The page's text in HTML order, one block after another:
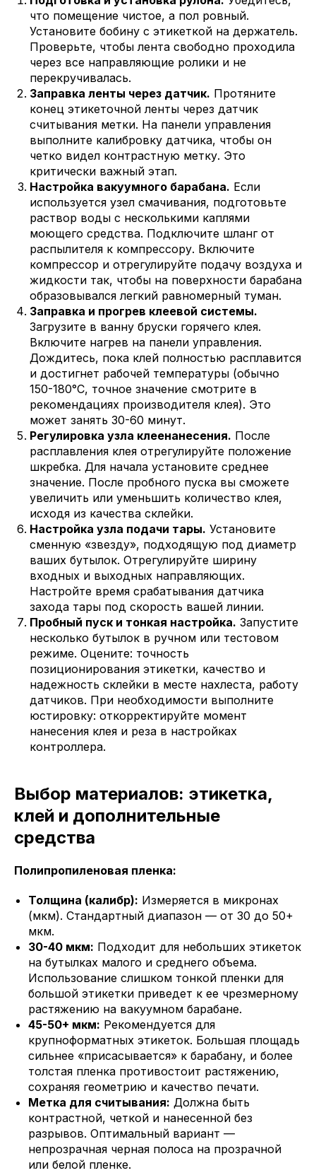
что помещение чистое, а пол ровный.
Установите бобину с этикеткой на держатель.
Проверьте, чтобы лента свободно проходила
через все направляющие ролики и не
перекручивалась.
Заправка ленты через датчик. Протяните
конец этикеточной ленты через датчик
считывания метки. На панели управления
выполните калибровку датчика, чтобы он
четко видел контрастную метку. Это
критически важный этап.
Настройка вакуумного барабана. Если
используется узел смачивания, подготовьте
раствор воды с несколькими каплями
моющего средства. Подключите шланг от
распылителя к компрессору. Включите
компрессор и отрегулируйте подачу воздуха и
жидкости так, чтобы на поверхности барабана
образовывался легкий равномерный туман.
Заправка и прогрев клеевой системы.
Загрузите в ванну бруски горячего клея.
Включите нагрев на панели управления.
Дождитесь, пока клей полностью расплавится
и достигнет рабочей температуры (обычно
150-180°C, точное значение смотрите в
рекомендациях производителя клея). Это
может занять 30-60 минут.
Регулировка узла клеенанесения. После
расплавления клея отрегулируйте положение
шкребка. Для начала установите среднее
значение. После пробного пуска вы сможете
увеличить или уменьшить количество клея,
исходя из качества склейки.
Настройка узла подачи тары. Установите
сменную «звезду», подходящую под диаметр
ваших бутылок. Отрегулируйте ширину
входных и выходных направляющих.
Настройте время срабатывания датчика
захода тары под скорость вашей линии.
Пробный пуск и тонкая настройка. Запустите
несколько бутылок в ручном или тестовом
режиме. Оцените: точность
позиционирования этикетки, качество и
надежность склейки в месте нахлеста, работу
датчиков. При необходимости выполните
юстировку: откорректируйте момент
нанесения клея и реза в настройках
контроллера.
Выбор материалов: этикетка,
клей и дополнительные
средства
Полипропиленовая пленка:
Толщина (калибр): Измеряется в микронах
(мкм). Стандартный диапазон — от 30 до 50+
мкм.
30-40 мкм: Подходит для небольших этикеток
на бутылках малого и среднего объема.
Использование слишком тонкой пленки для
большой этикетки приведет к ее чрезмерному
растяжению на вакуумном барабане.
45-50+ мкм: Рекомендуется для
крупноформатных этикеток. Большая площадь
сильнее «присасывается» к барабану, и более
толстая пленка противостоит растяжению,
сохраняя геометрию и качество печати.
Метка для считывания: Должна быть
контрастной, четкой и нанесенной без
разрывов. Оптимальный вариант —
непрозрачная черная полоса на прозрачной
или белой пленке.